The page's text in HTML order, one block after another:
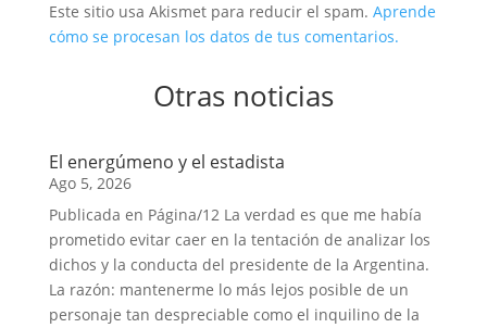
Este sitio usa Akismet para reducir el spam. Aprende
cómo se procesan los datos de tus comentarios.
Otras noticias
El energúmeno y el estadista
Ago 5, 2026
Publicada en Página/12 La verdad es que me había
prometido evitar caer en la tentación de analizar los
dichos y la conducta del presidente de la Argentina.
La razón: mantenerme lo más lejos posible de un
personaje tan despreciable como el inquilino de la